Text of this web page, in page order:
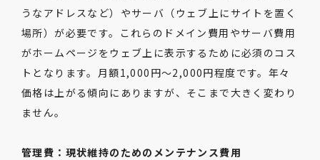
うなアドレスなど）やサーバ（ウェブ上にサイトを置く
場所）が必要です。これらのドメイン費用やサーバ費用
がホームページをウェブ上に表示するために必須のコス
トとなります。月額1,000円〜2,000円程度です。年々
価格は上がる傾向にありますが、そこまで大きく変わり
ません。
管理費：現状維持のためのメンテナンス費用